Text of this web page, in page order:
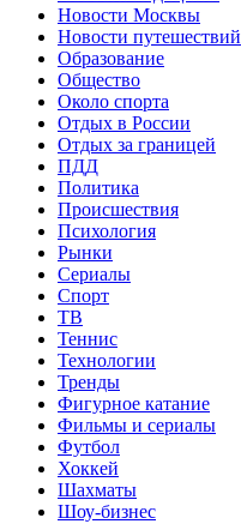
Новости Москвы
Новости путешествий
Образование
Общество
Около спорта
Отдых в России
Отдых за границей
ПДД
Политика
Происшествия
Психология
Рынки
Сериалы
Спорт
ТВ
Теннис
Технологии
Тренды
Фигурное катание
Фильмы и сериалы
Футбол
Хоккей
Шахматы
Шоу-бизнес